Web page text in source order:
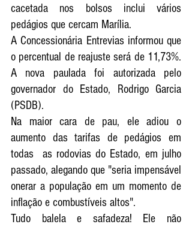
cacetada nos bolsos inclui vários
pedágios que cercam Marília.
A Concessionária Entrevias informou que
o percentual de reajuste será de 11,73%.
A nova paulada foi autorizada pelo
governador do Estado, Rodrigo Garcia
(PSDB).
Na maior cara de pau, ele adiou o
aumento das tarifas de pedágios em
todas  as rodovias do Estado, em julho
passado, alegando que "seria impensável
onerar a população em um momento de
inflação e combustíveis altos".
Tudo balela e safadeza! Ele não